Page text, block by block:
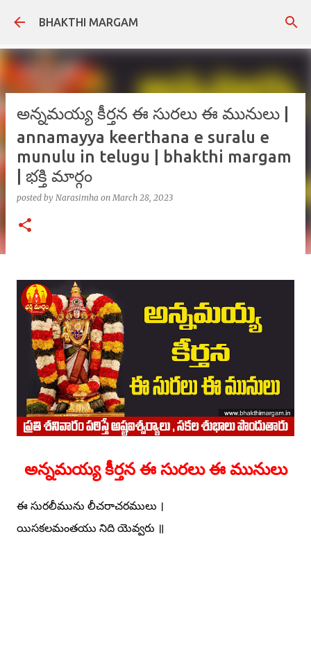
Skip to main content
BHAKTHI MARGAM
అన్నమయ్య కీర్తన ఈ సురలు ఈ మునులు |
annamayya keerthana e suralu e
munulu in telugu | bhakthi margam
| భక్తి మార్గం
posted by Narasimha onMarch 28, 2023
అన్నమయ్య కీర్తన ఈ సురలు ఈ మునులు
ఈ సురలీమును లీచరాచరములు ।
యిసకలమంతయు నిది యెవ్వరు ॥